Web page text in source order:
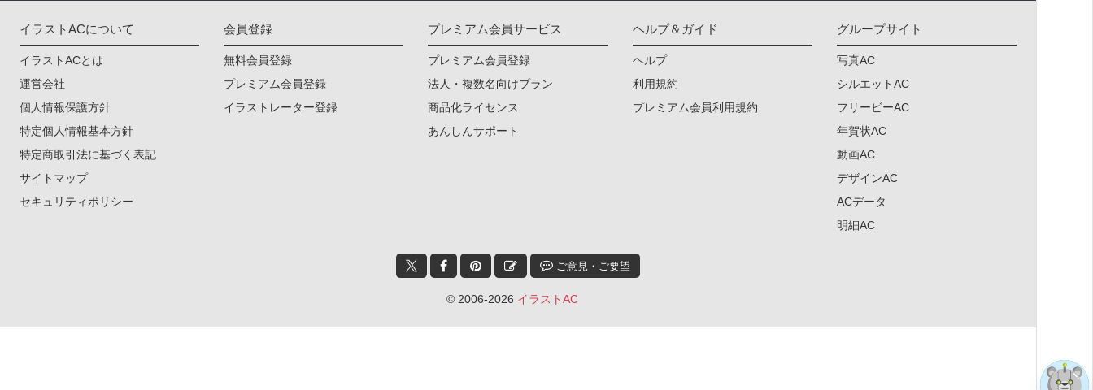
イラストACについて
イラストACとは
運営会社
個人情報保護方針
特定個人情報基本方針
特定商取引法に基づく表記
サイトマップ
セキュリティポリシー
会員登録
無料会員登録
プレミアム会員登録
イラストレーター登録
プレミアム会員サービス
プレミアム会員登録
法人・複数名向けプラン
商品化ライセンス
あんしんサポート
ヘルプ＆ガイド
ヘルプ
利用規約
プレミアム会員利用規約
グループサイト
写真AC
シルエットAC
フリービーAC
年賀状AC
動画AC
デザインAC
ACデータ
明細AC
ご意見・ご要望
© 2006-2026 イラストAC